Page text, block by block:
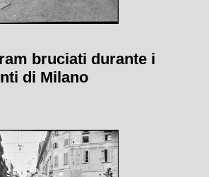
bruciati durante i
di Milano